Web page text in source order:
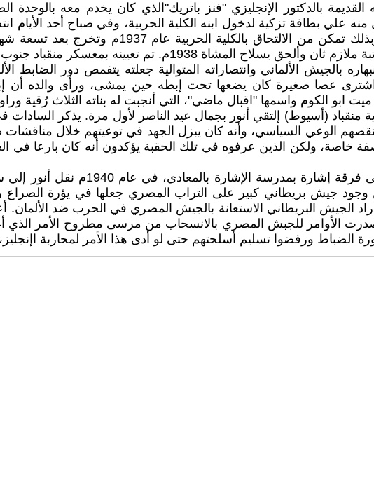
القديمة بالدكتور الإنجليزي "فنز باتريك"الذي كان يخدم معه
علي بطافة تزكية لدخول ابنه الكلية الحربية، وفي صباح أحد الأيام
الوزارة قبل دخولة وفدما له بطاقة التزكية
المشاة 1938م. تم تعيينه بمعسكر منقباد جنوب مصر.
بالجيش الألماني وانتصاراته المتوالية جعلته يتفمص دور
عصا صغيرة كان يضعها تحت إبطه حين يمشى، ورأى والده أن
ابو الكوم واسمها "اقبال ماضي"، التي أنجبت له بناته الثلاث رُقية
(أسيوط) إلتقي أنور بجمال عيد الناصر لأول مرة. يذكر السادات
الوعي السياسي، وأنه كان يبزل الجهد في توعيتهم خلال
خاصة، ولكن الذين عرفوه في تلك الحقبة يؤكدون أنه كان بارعا في
في أوائل 1939م اختارته القيادة
وجود جيش بريطاني كبير على التراب المصري جعلها في يؤرة
الجيش البريطاني الاستعانة بالجيش المصري في الحرب ضد
صدرت الأوامر للجبش المصري بالانسحاب من مرسى مطروح الأمر
الضباط ورفضوا تسليم أسلحتهم حتى لو أدى هذا الأمر لمحاربة